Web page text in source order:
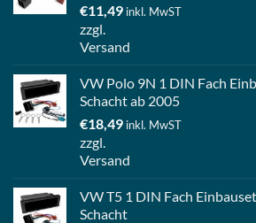
€11,49 inkl. MwST
zzgl.
Versand
VW Polo 9N 1 DIN Fach
Schacht ab 2005
€18,49 inkl. MwST
zzgl.
Versand
VW T5 1 DIN Fach
Schacht